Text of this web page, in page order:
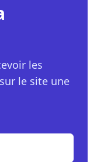
les
le site une